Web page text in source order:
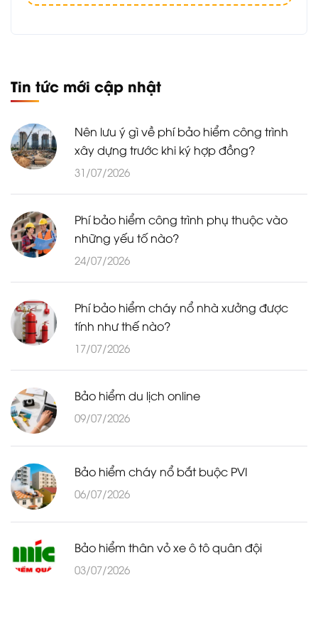
Tin tức mới cập nhật
Nên lưu ý gì về phí bảo hiểm công trình
xây dựng trước khi ký hợp đồng?
31/07/2026
Phí bảo hiểm công trình phụ thuộc vào
những yếu tố nào?
24/07/2026
Phí bảo hiểm cháy nổ nhà xưởng được
tính như thế nào?
17/07/2026
Bảo hiểm du lịch online
09/07/2026
Bảo hiểm cháy nổ bắt buộc PVI
06/07/2026
Bảo hiểm thân vỏ xe ô tô quân đội
03/07/2026